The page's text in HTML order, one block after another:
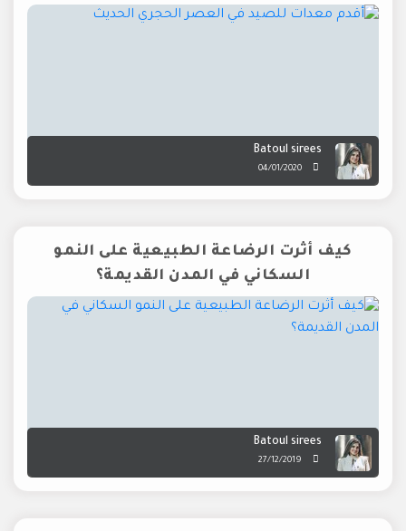
Batoul sirees
04/01/2020
كيف أثرت الرضاعة الطبيعية على النمو
السكاني في المدن القديمة؟
Batoul sirees
27/12/2019